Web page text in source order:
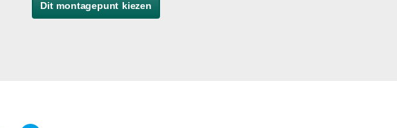
Dit montagepunt kiezen